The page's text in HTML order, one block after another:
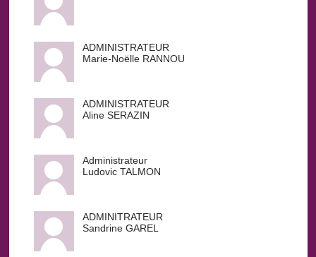
ADMINISTRATEUR
Marie-Noëlle RANNOU
ADMINISTRATEUR
Aline SERAZIN
Administrateur
Ludovic TALMON
ADMINITRATEUR
Sandrine GAREL